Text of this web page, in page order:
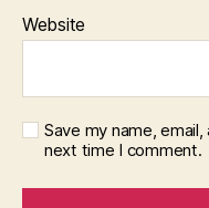
Website
Save my name,
next time I comment.